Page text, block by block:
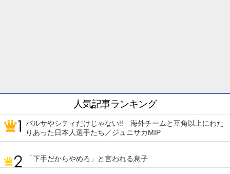
人気記事ランキング
バルサやシティだけじゃない!! 海外チームと互角以上にわた
りあった日本人選手たち／ジュニサカMIP
「下手だからやめろ」と言われる息子